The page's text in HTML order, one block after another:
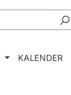
KALENDER